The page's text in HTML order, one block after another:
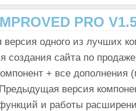
PRO
версия одного из лучших
создания сайта по
+ все дополнения
версия
и работы